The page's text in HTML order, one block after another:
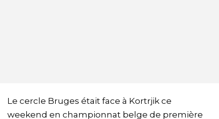
Le cercle Bruges était face à Kortrjik ce
weekend en championnat belge de première